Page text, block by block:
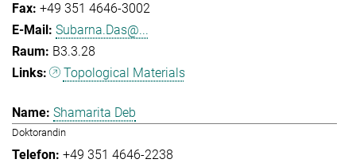
+49 351 4646-3002
Subarna.Das@...
B3.3.28
Topological Materials
Shamarita Deb
Doktorandin
+49 351 4646-2238